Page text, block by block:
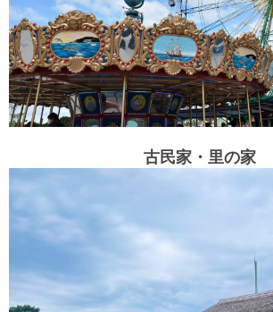
古民家・里の家